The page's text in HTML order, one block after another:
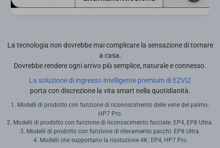
La tecnologia non dovrebbe mai complicare la sensazione di tornare
a casa.
Dovrebbe rendere ogni arrivo più semplice, naturale e connesso.
La soluzione di ingresso intelligente premium di EZVIZ
porta con discrezione la vita smart nella quotidianità.
1. Modelli di prodotto con funzione di riconoscimento delle vene del palmo:
HP7 Pro.
2. Modelli di prodotto con funzione di riconoscimento facciale: EP4, EP8 Ultra.
3. Modelli di prodotto con funzione di rilevamento pacchi: EP8 Ultra.
4. Modelli che supportano la risoluzione 4K: EP4, HP7 Pro